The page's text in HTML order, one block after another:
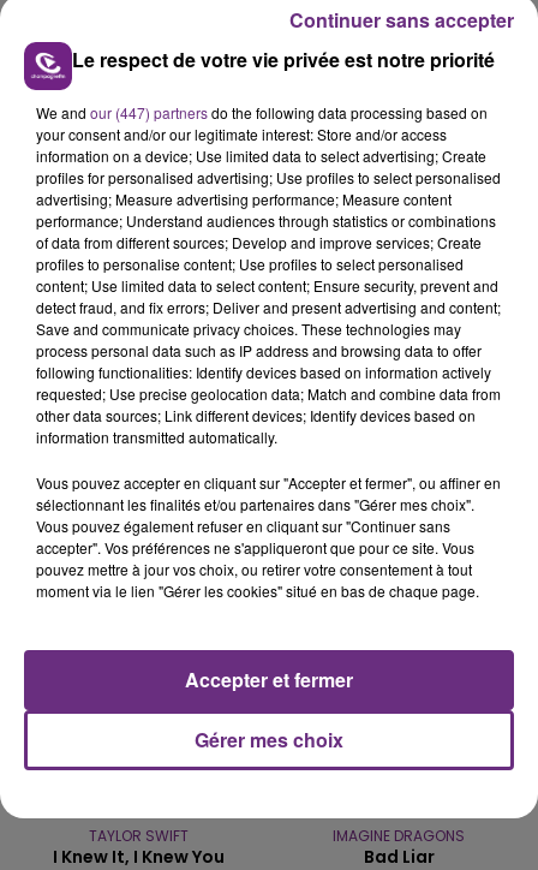
LE MAGASIN JOUÉCLUB DE REIMS FERME
SES PORTES
C'était l'une des institutions du centre-ville
rémois. Le magasin JouéClub est contraint de
fermer ses portes.
TITRES DIFFUSÉS
0h26
0h26
LEWIS CAPALDI
Wish You The Best
0h23
0h23
Lady Gaga
Poker Face
0h20
0h20
TAYLOR SWIFT
I Knew It, I Knew You
0h15
0h15
IMAGINE DRAGONS
Bad Liar
Le respect de votre vie privée est notre priorité
We and our (447) partnersdo the following data processing based on
your consent and/or our legitimate interest: Store and/or access
information on a device; Use limited data to select advertising; Create
profiles for personalised advertising; Use profiles to select personalised
advertising; Measure advertising performance; Measure content
performance; Understand audiences through statistics or combinations
of data from different sources; Develop and improve services; Create
profiles to personalise content; Use profiles to select personalised
content; Use limited data to select content; Ensure security, prevent and
detect fraud, and fix errors; Deliver and present advertising and content;
Save and communicate privacy choices. These technologies may
process personal data such as IP address and browsing data to offer
following functionalities: Identify devices based on information actively
requested; Use precise geolocation data; Match and combine data from
other data sources; Link different devices; Identify devices based on
information transmitted automatically.
Vous pouvez accepter en cliquant sur "Accepter et fermer", ou affiner en
sélectionnant les finalités et/ou partenaires dans "Gérer mes choix".
Vous pouvez également refuser en cliquant sur "Continuer sans
accepter". Vos préférences ne s'appliqueront que pour ce site. Vous
pouvez mettre à jour vos choix, ou retirer votre consentement à tout
moment via le lien "Gérer les cookies" situé en bas de chaque page.
Gérer mes choix
Accepter et fermer
Continuer sans accepter